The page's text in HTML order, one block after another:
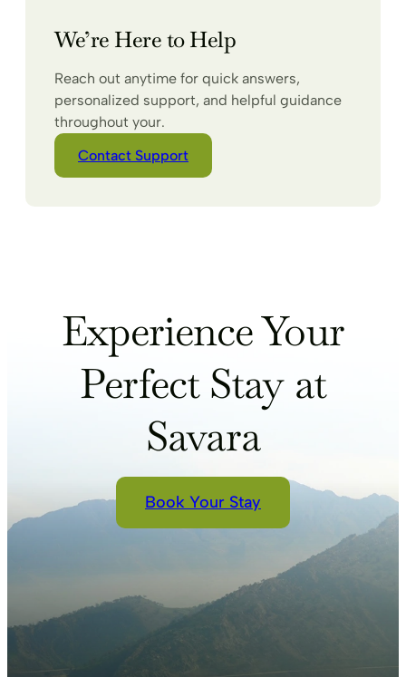
We’re Here to Help
Reach out anytime for quick answers,
personalized support, and helpful guidance
throughout your.
Contact Support
Experience Your
Perfect Stay at
Savara
Book Your Stay